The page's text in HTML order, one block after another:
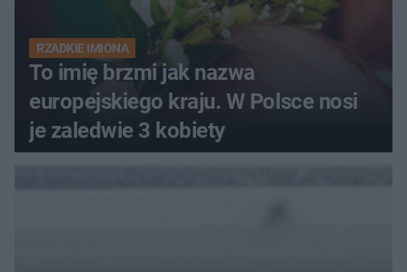
RZADKIE IMIONA
To imię brzmi jak nazwa
europejskiego kraju. W Polsce nosi
je zaledwie 3 kobiety